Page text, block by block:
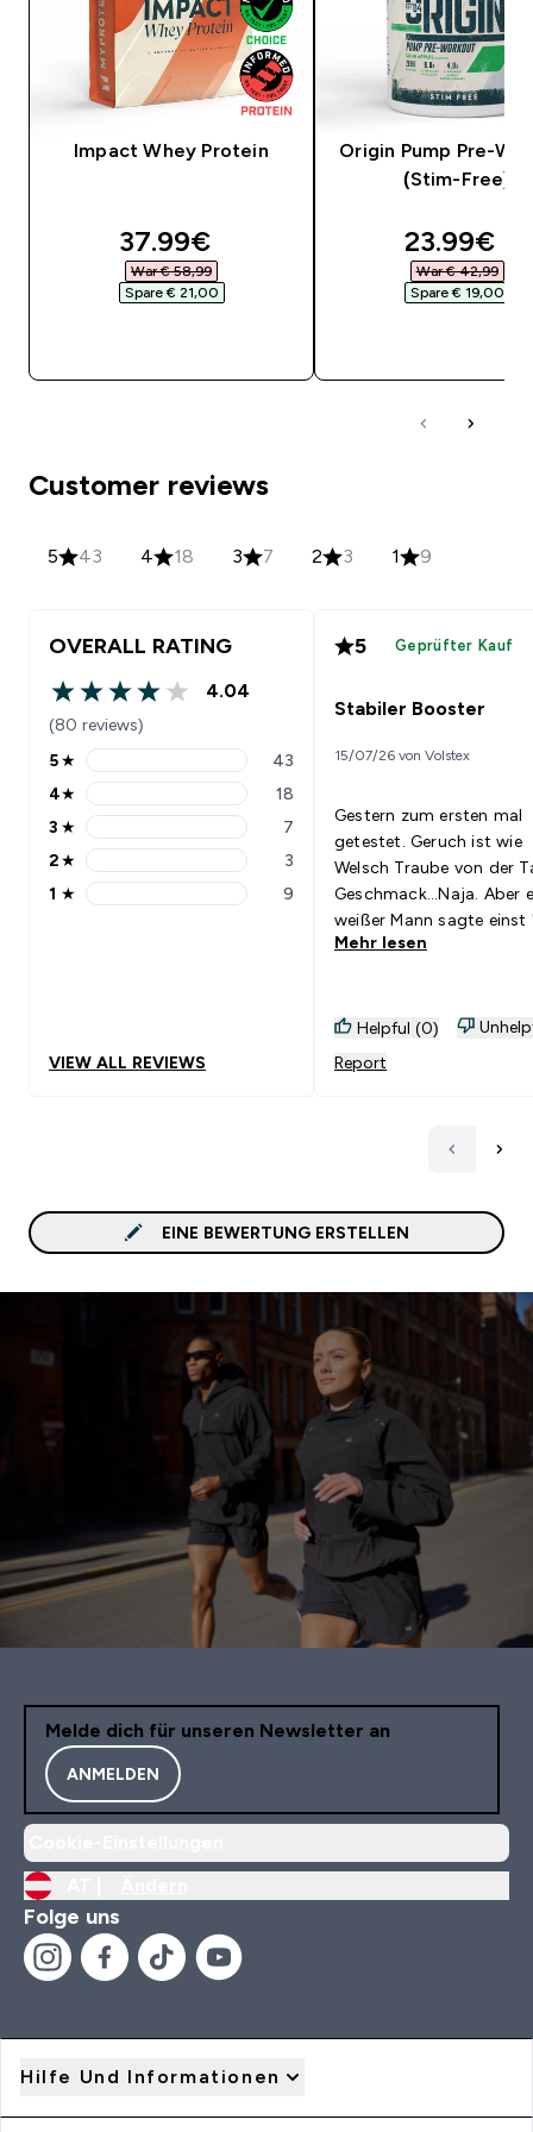
Impact Whey Protein
discounted price
37.99€‎
War € 58,99‎
Spare € 21,00‎
Origin Pump Pre-
(Stim-Free)
23.99€‎
War € 42,99‎
Spare € 19,00‎
Customer reviews
5 43 4 18 3 7 2 3 1 9
OVERALL RATING
4.04 out of 5 stars
4.04
(80 reviews)
5 stars rating 43 reviews
5★ 43
4 stars rating 18 reviews
4★ 18
3 stars rating 7 reviews
3 ★ 7
2 stars rating 3 reviews
2★ 3
1 stars rating 9 reviews
1 ★ 9
VIEW ALL REVIEWS
5 Geprüfter Kauf
Stabiler Booster
15/07/26 von Volstex
Gestern zum ersten mal
getestet. Geruch ist wie
Welsch Traube von der
Geschmack...Naja. Aber
weißer Mann sagte einst
ned schmegge, muss
Mehr lesen
Helpful (0)
Report
EINE BEWERTUNG ERSTELLEN
Melde dich für unseren Newsletter an
ANMELDEN
Folge uns
Hilfe Und Informationen